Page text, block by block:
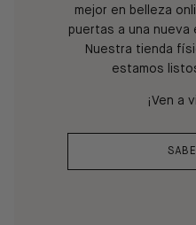
mejor en belleza
puertas a una nueva
Nuestra tienda
estamos
¡Ven a